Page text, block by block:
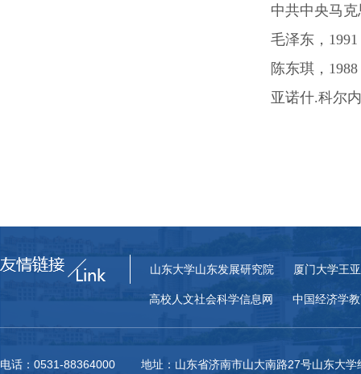
中共中央马
毛泽东， 1991
陈东琪， 1988
亚诺什.科尔
山东大学山东发展研究院 厦门大学王
高校人文社会科学信息网 中国经济学
电话：0531-88364000 地址：山东省济南市山大南路27号山东大学